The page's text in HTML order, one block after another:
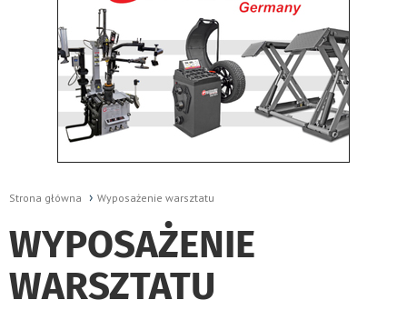
Strona główna Wyposażenie warsztatu
WYPOSAŻENIE
WARSZTATU